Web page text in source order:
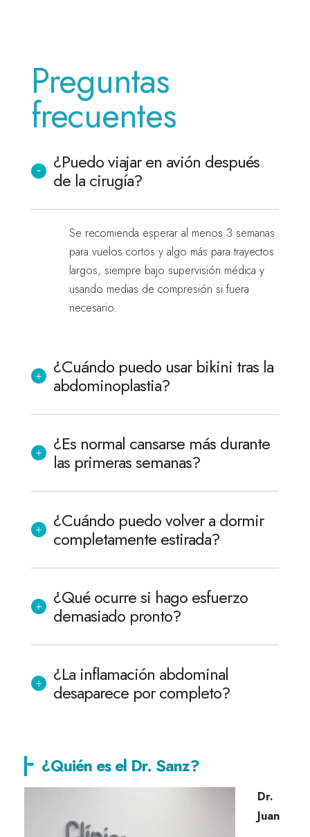
Preguntas
frecuentes
¿Puedo viajar en avión después
de la cirugía?
Se recomienda esperar al menos 3 semanas
para vuelos cortos y algo más para trayectos
largos, siempre bajo supervisión médica y
usando medias de compresión si fuera
necesario.
¿Cuándo puedo usar bikini tras la
abdominoplastia?
¿Es normal cansarse más durante
las primeras semanas?
¿Cuándo puedo volver a dormir
completamente estirada?
¿Qué ocurre si hago esfuerzo
demasiado pronto?
¿La inflamación abdominal
desaparece por completo?
¿Quién es el Dr. Sanz?
Dr.
Juan